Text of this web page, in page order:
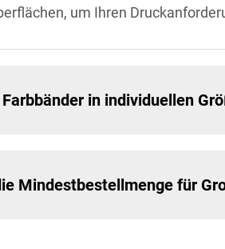
um Ihren
in individuellen
Mindestbestellmenge für